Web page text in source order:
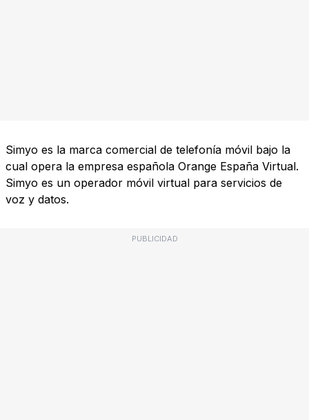
Simyo es la marca comercial de telefonía móvil bajo la
cual opera la empresa española Orange España Virtual.
Simyo es un operador móvil virtual para servicios de
voz y datos.
PUBLICIDAD